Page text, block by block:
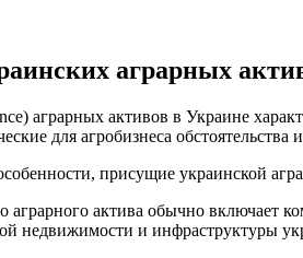
аграрных
аграрных активов в Украине
для агробизнеса
присущие украинской
аграрного актива обычно включает
недвижимости и инфраструктуры